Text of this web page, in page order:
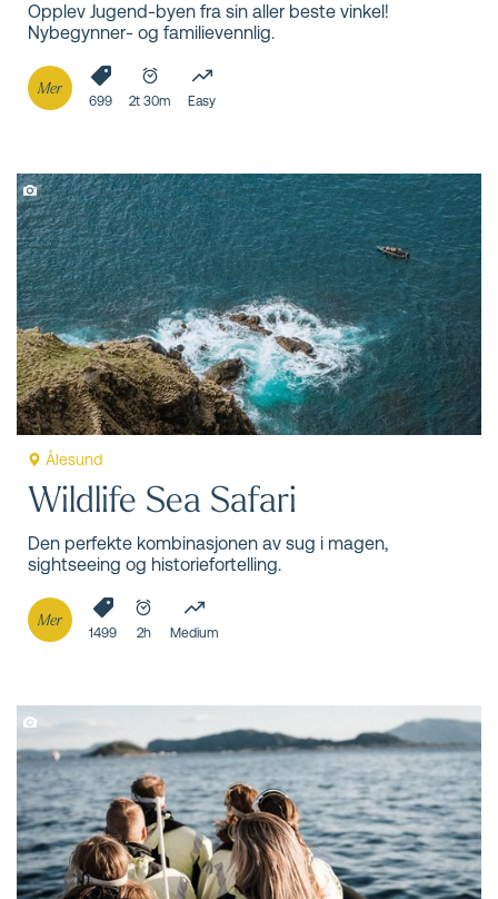
Opplev Jugend-byen fra sin aller beste vinkel!
Nybegynner- og familievennlig.
Mer
699 2t 30m Easy
Ålesund
Wildlife Sea Safari
Den perfekte kombinasjonen av sug i magen,
sightseeing og historiefortelling.
Mer
1499 2h Medium